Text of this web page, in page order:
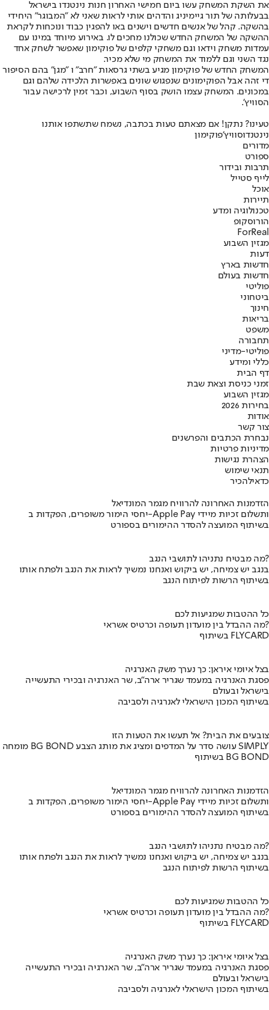
את השקת המשחק עשו ביום חמישי האחרון חנות נינטנדו בישראל
בבעלותה של תור גיימיניג והדהים אותי לראות שאני לא "המבוגר" היחידי
בהשקה. קהל של אנשים חדשים וישנים באו להפגין כבוד ונוכחות לקראת
ההשקה של המשחק החדש שכולנו מחכים לו. באירוע מיוחד במינו עם
עמדות משחק וידאו וגם משחקי קלפים של פוקימון שאפשר לשחק אחד
נגד השני וגם ללמוד את המשחק מי שלא מכיר.
המשחק החדש של פוקימון מגיע בשתי גרסאות "חרב" ו "מגן" בהם הסיפור
די זהה אבל הפוקימונים שנפגוש שונים באפשרות הלכידה שלהם וגם
במכונים. המשחק עצמו הושק בסוף השבוע, וכבר זמין לרכישה עבור
הסוויץ'.
טעינו? נתקן! אם מצאתם טעות בכתבה, נשמח שתשתפו אותנו
נינטנדוסוויץ'פוקימון
מדורים
ספורט
תרבות ובידור
לייף סטייל
אוכל
תיירות
טכנולוגיה ומדע
הורוסקופ
ForReal
מגזין השבוע
דעות
חדשות בארץ
חדשות בעולם
פוליטי
ביטחוני
חינוך
בריאות
משפט
תחבורה
פוליטי-מדיני
כללי ומידע
דף הבית
זמני כניסת וצאת שבת
מגזין השבוע
בחירות 2026
אודות
צור קשר
נבחרת הכתבים והפרשנים
מדיניות פרטיות
הצהרת נגישות
תנאי שימוש
כדאילהכיר
הזדמנות האחרונה להרוויח מגמר המונדיאל
יחסי הימור משופרים, הפקדות ב-Apple Pay ותשלום זכיות מיידי
בשיתוף המועצה להסדר ההימורים בספורט
מה מבטיח נתניהו לתושבי הנגב?
בנגב יש צמיחה, יש ביקוש ואנחנו נמשיך לראות את הנגב ולפתח אותו
בשיתוף הרשות לפיתוח הנגב
כל ההטבות שמגיעות לכם
מה ההבדל בין מועדון תעופה וכרטיס אשראי?
בשיתוף FLYCARD
בצל איומי איראן: כך נערך משק האנרגיה
פסגת האנרגיה במעמד שגריר ארה"ב, שר האנרגיה ובכירי התעשייה
בישראל ובעולם
בשיתוף המכון הישראלי לאנרגיה ולסביבה
צובעים את הבית? אל תעשו את הטעות הזו
מומחה BG BOND עושה סדר על המדפים ומציג את מותג הצבע SIMPLY
בשיתוף BG BOND
הזדמנות האחרונה להרוויח מגמר המונדיאל
יחסי הימור משופרים, הפקדות ב-Apple Pay ותשלום זכיות מיידי
בשיתוף המועצה להסדר ההימורים בספורט
מה מבטיח נתניהו לתושבי הנגב?
בנגב יש צמיחה, יש ביקוש ואנחנו נמשיך לראות את הנגב ולפתח אותו
בשיתוף הרשות לפיתוח הנגב
כל ההטבות שמגיעות לכם
מה ההבדל בין מועדון תעופה וכרטיס אשראי?
בשיתוף FLYCARD
בצל איומי איראן: כך נערך משק האנרגיה
פסגת האנרגיה במעמד שגריר ארה"ב, שר האנרגיה ובכירי התעשייה
בישראל ובעולם
בשיתוף המכון הישראלי לאנרגיה ולסביבה